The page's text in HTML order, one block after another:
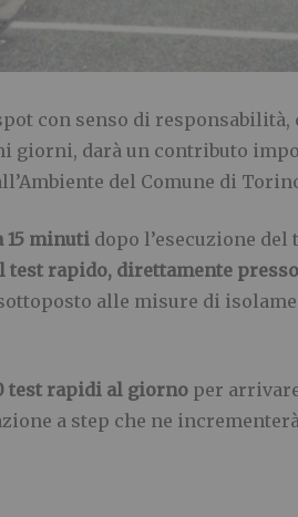
con senso di
giorni, darà un contributo
del Comune di
minuti dopo l’esecuzione
rapido, direttamente
alle misure di
test rapidi al giorno per
a step che ne